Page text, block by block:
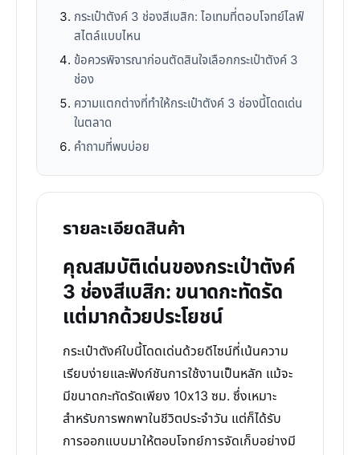
กระเป๋าตังค์ 3 ช่องสีเบสิก: ไอเทมที่ตอบโจทย์ไลฟ์
สไตล์แบบไหน
ข้อควรพิจารณาก่อนตัดสินใจเลือกกระเป๋าตังค์ 3
ช่อง
ความแตกต่างที่ทำให้กระเป๋าตังค์ 3 ช่องนี้โดดเด่น
ในตลาด
คำถามที่พบบ่อย
รายละเอียดสินค้า
คุณสมบัติเด่นของกระเป๋าตังค์
3 ช่องสีเบสิก: ขนาดกะทัดรัด
แต่มากด้วยประโยชน์
กระเป๋าตังค์ใบนี้โดดเด่นด้วยดีไซน์ที่เน้นความ
เรียบง่ายและฟังก์ชันการใช้งานเป็นหลัก แม้จะ
มีขนาดกะทัดรัดเพียง 10x13 ซม. ซึ่งเหมาะ
สำหรับการพกพาในชีวิตประจำวัน แต่ก็ได้รับ
การออกแบบมาให้ตอบโจทย์การจัดเก็บอย่างมี